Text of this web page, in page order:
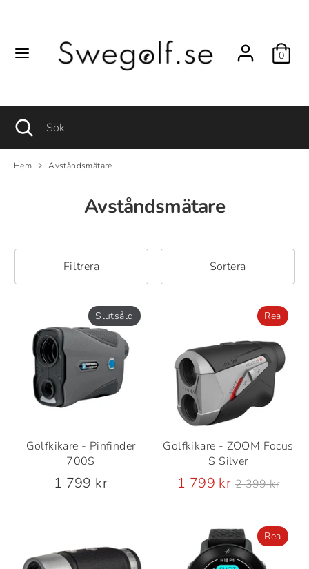
0
Sök Sök
Sök Sök
Stäng
sökfunktionen
Hem Avståndsmätare
Avståndsmätare
Filtrera Sortera
Golfkikare - Pinfinder
700S
1 799 kr
Slutsåld
Golfkikare - ZOOM Focus
S Silver
1 799 krOrdinarie
2 399 kr
Rea
Rea